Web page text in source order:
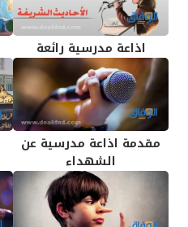
اذاعة مدرسية رائعة
مقدمة اذاعة مدرسية عن
الشهداء